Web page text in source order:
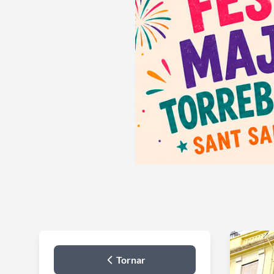
Tornar